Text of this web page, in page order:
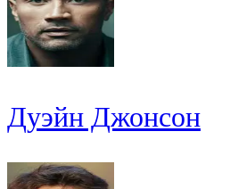
Дуэйн Джонсон